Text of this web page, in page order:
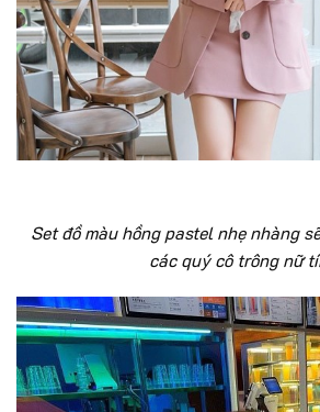
Set đồ màu hồng pastel nhẹ nhàng
các quý cô trông nữ